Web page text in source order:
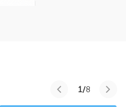
1/8